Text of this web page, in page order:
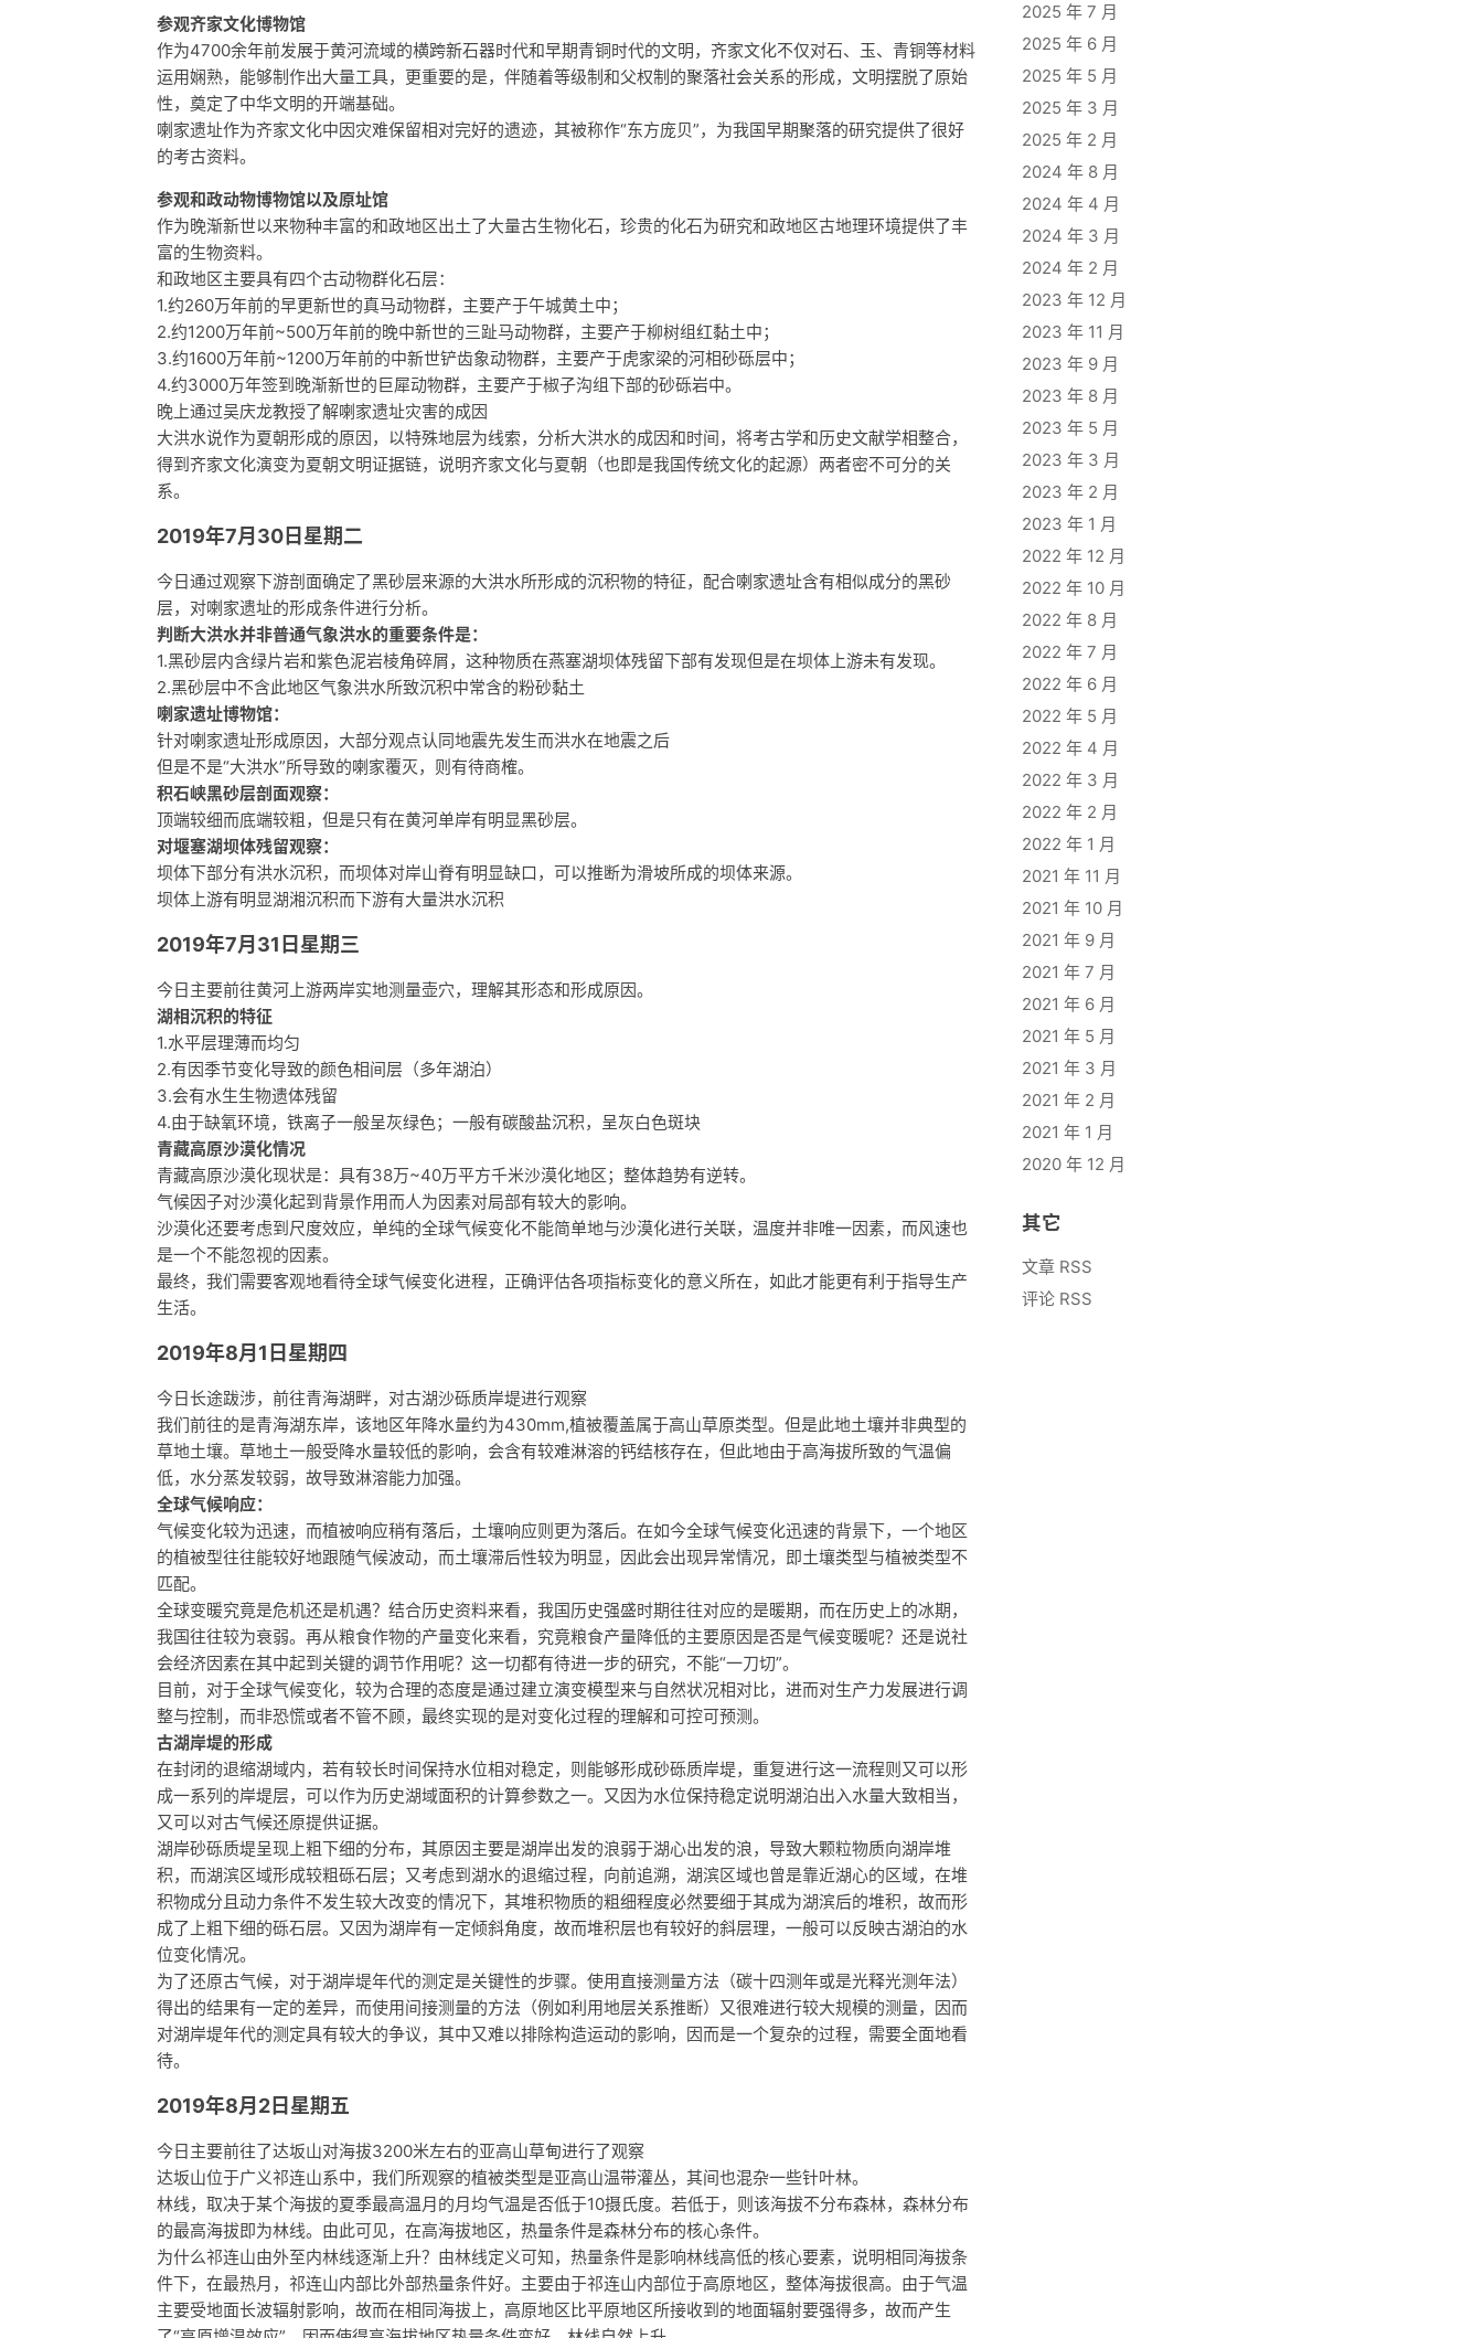
参观齐家文化博物馆
作为4700余年前发展于黄河流域的横跨新石器时代和早期青铜时代的文明，齐家文化不仅对石、玉、青铜等材料
运用娴熟，能够制作出大量工具，更重要的是，伴随着等级制和父权制的聚落社会关系的形成，文明摆脱了原始
性，奠定了中华文明的开端基础。
喇家遗址作为齐家文化中因灾难保留相对完好的遗迹，其被称作“东方庞贝”，为我国早期聚落的研究提供了很好
的考古资料。
参观和政动物博物馆以及原址馆
作为晚渐新世以来物种丰富的和政地区出土了大量古生物化石，珍贵的化石为研究和政地区古地理环境提供了丰
富的生物资料。
和政地区主要具有四个古动物群化石层：
1.约260万年前的早更新世的真马动物群，主要产于午城黄土中；
2.约1200万年前~500万年前的晚中新世的三趾马动物群，主要产于柳树组红黏土中；
3.约1600万年前~1200万年前的中新世铲齿象动物群，主要产于虎家梁的河相砂砾层中；
4.约3000万年签到晚渐新世的巨犀动物群，主要产于椒子沟组下部的砂砾岩中。
晚上通过吴庆龙教授了解喇家遗址灾害的成因
大洪水说作为夏朝形成的原因，以特殊地层为线索，分析大洪水的成因和时间，将考古学和历史文献学相整合，
得到齐家文化演变为夏朝文明证据链，说明齐家文化与夏朝（也即是我国传统文化的起源）两者密不可分的关
系。
2019年7月30日星期二
今日通过观察下游剖面确定了黑砂层来源的大洪水所形成的沉积物的特征，配合喇家遗址含有相似成分的黑砂
层，对喇家遗址的形成条件进行分析。
判断大洪水并非普通气象洪水的重要条件是：
1.黑砂层内含绿片岩和紫色泥岩棱角碎屑，这种物质在燕塞湖坝体残留下部有发现但是在坝体上游未有发现。
2.黑砂层中不含此地区气象洪水所致沉积中常含的粉砂黏土
喇家遗址博物馆：
针对喇家遗址形成原因，大部分观点认同地震先发生而洪水在地震之后
但是不是“大洪水”所导致的喇家覆灭，则有待商榷。
积石峡黑砂层剖面观察：
顶端较细而底端较粗，但是只有在黄河单岸有明显黑砂层。
对堰塞湖坝体残留观察：
坝体下部分有洪水沉积，而坝体对岸山脊有明显缺口，可以推断为滑坡所成的坝体来源。
坝体上游有明显湖湘沉积而下游有大量洪水沉积
2019年7月31日星期三
今日主要前往黄河上游两岸实地测量壶穴，理解其形态和形成原因。
湖相沉积的特征
1.水平层理薄而均匀
2.有因季节变化导致的颜色相间层（多年湖泊）
3.会有水生生物遗体残留
4.由于缺氧环境，铁离子一般呈灰绿色；一般有碳酸盐沉积，呈灰白色斑块
青藏高原沙漠化情况
青藏高原沙漠化现状是：具有38万~40万平方千米沙漠化地区；整体趋势有逆转。
气候因子对沙漠化起到背景作用而人为因素对局部有较大的影响。
沙漠化还要考虑到尺度效应，单纯的全球气候变化不能简单地与沙漠化进行关联，温度并非唯一因素，而风速也
是一个不能忽视的因素。
最终，我们需要客观地看待全球气候变化进程，正确评估各项指标变化的意义所在，如此才能更有利于指导生产
生活。
2019年8月1日星期四
今日长途跋涉，前往青海湖畔，对古湖沙砾质岸堤进行观察
我们前往的是青海湖东岸，该地区年降水量约为430mm,植被覆盖属于高山草原类型。但是此地土壤并非典型的
草地土壤。草地土一般受降水量较低的影响，会含有较难淋溶的钙结核存在，但此地由于高海拔所致的气温偏
低，水分蒸发较弱，故导致淋溶能力加强。
全球气候响应：
气候变化较为迅速，而植被响应稍有落后，土壤响应则更为落后。在如今全球气候变化迅速的背景下，一个地区
的植被型往往能较好地跟随气候波动，而土壤滞后性较为明显，因此会出现异常情况，即土壤类型与植被类型不
匹配。
全球变暖究竟是危机还是机遇？结合历史资料来看，我国历史强盛时期往往对应的是暖期，而在历史上的冰期，
我国往往较为衰弱。再从粮食作物的产量变化来看，究竟粮食产量降低的主要原因是否是气候变暖呢？还是说社
会经济因素在其中起到关键的调节作用呢？这一切都有待进一步的研究，不能“一刀切”。
目前，对于全球气候变化，较为合理的态度是通过建立演变模型来与自然状况相对比，进而对生产力发展进行调
整与控制，而非恐慌或者不管不顾，最终实现的是对变化过程的理解和可控可预测。
古湖岸堤的形成
在封闭的退缩湖域内，若有较长时间保持水位相对稳定，则能够形成砂砾质岸堤，重复进行这一流程则又可以形
成一系列的岸堤层，可以作为历史湖域面积的计算参数之一。又因为水位保持稳定说明湖泊出入水量大致相当，
又可以对古气候还原提供证据。
湖岸砂砾质堤呈现上粗下细的分布，其原因主要是湖岸出发的浪弱于湖心出发的浪，导致大颗粒物质向湖岸堆
积，而湖滨区域形成较粗砾石层；又考虑到湖水的退缩过程，向前追溯，湖滨区域也曾是靠近湖心的区域，在堆
积物成分且动力条件不发生较大改变的情况下，其堆积物质的粗细程度必然要细于其成为湖滨后的堆积，故而形
成了上粗下细的砾石层。又因为湖岸有一定倾斜角度，故而堆积层也有较好的斜层理，一般可以反映古湖泊的水
位变化情况。
为了还原古气候，对于湖岸堤年代的测定是关键性的步骤。使用直接测量方法（碳十四测年或是光释光测年法）
得出的结果有一定的差异，而使用间接测量的方法（例如利用地层关系推断）又很难进行较大规模的测量，因而
对湖岸堤年代的测定具有较大的争议，其中又难以排除构造运动的影响，因而是一个复杂的过程，需要全面地看
待。
2019年8月2日星期五
今日主要前往了达坂山对海拔3200米左右的亚高山草甸进行了观察
达坂山位于广义祁连山系中，我们所观察的植被类型是亚高山温带灌丛，其间也混杂一些针叶林。
林线，取决于某个海拔的夏季最高温月的月均气温是否低于10摄氏度。若低于，则该海拔不分布森林，森林分布
的最高海拔即为林线。由此可见，在高海拔地区，热量条件是森林分布的核心条件。
为什么祁连山由外至内林线逐渐上升？由林线定义可知，热量条件是影响林线高低的核心要素，说明相同海拔条
件下，在最热月，祁连山内部比外部热量条件好。主要由于祁连山内部位于高原地区，整体海拔很高。由于气温
主要受地面长波辐射影响，故而在相同海拔上，高原地区比平原地区所接收到的地面辐射要强得多，故而产生
2025 年 7 月
2025 年 6 月
2025 年 5 月
2025 年 3 月
2025 年 2 月
2024 年 8 月
2024 年 4 月
2024 年 3 月
2024 年 2 月
2023 年 12 月
2023 年 11 月
2023 年 9 月
2023 年 8 月
2023 年 5 月
2023 年 3 月
2023 年 2 月
2023 年 1 月
2022 年 12 月
2022 年 10 月
2022 年 8 月
2022 年 7 月
2022 年 6 月
2022 年 5 月
2022 年 4 月
2022 年 3 月
2022 年 2 月
2022 年 1 月
2021 年 11 月
2021 年 10 月
2021 年 9 月
2021 年 7 月
2021 年 6 月
2021 年 5 月
2021 年 3 月
2021 年 2 月
2021 年 1 月
2020 年 12 月
其它
文章 RSS
评论 RSS